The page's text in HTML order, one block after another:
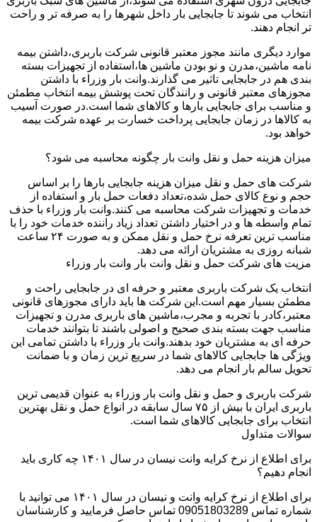
انتخاب می شوند تا جابجایی بار داخل شهرها را به صرفه تر و راحت
تر انجام دهند.
موارد دیگری مانند مجوز معتبر قانونی شرکت باربری،داشتن بیمه
نامه ماشین،مدرن و نو بودن ماشین ها،استفاده از تجهیزات بسته
بندی هم در جابجایی تاثیر می گذارند.وانت بار وزراء با داشتن
مجوزهای معتبر قانونی و رانندگان تحت پوشش بیمه انتخاب مطمئن
و مناسب برای جابجایی بارها و کالاهای شما است.در صورت آسیب
به کالاها در زمان جابجایی پرداخت خسارت بر عهده شرکت بیمه
خواهد بود.
میزان هزینه حمل و نقل وانت بار چگونه محاسبه می شود؟
شرکت های حمل و نقل میزان هزینه جابجایی بارها را بر اساس
حجم و نوع کالای حمل شده،تعداد دفعات حمل بار و استفاده از
خدمات و تجهیزات شرکت محاسبه می کنند.وانت بار وزراء با حذف
تمام واسطه ها و در اختیار داشتن تعداد زیاد راننده خدمات خود را با
مناسب ترین تعرفه نرخ حمل و نقل ممکن و به صورت ۲۴ ساعت
شبانه روزی به مشتریان ارائه می دهد.
مزیت های شرکت حمل و نقل وانت بار وانت بار وزراء
انتخاب یک شرکت باربری معتبر و حرفه ای در جابجایی راحت و
مطمئن بسیار مهم است.این شرکت ها باید دارای مجوزهای قانونی
معتبر،کادر با تجربه و مجرب،ماشین های باربری مدرن و تجهیزات
مناسب جهت بسته بندی صحیح و اصولی باشند تا بتوانند خدمات
حرفه ای به مشتریان خود بدهند.وانت بار وزراء با داشتن تمامی این
ویژگی ها جابجایی کالاهای شما در سریع ترین زمان و با ضمانت
تحویل سالم بار انجام می دهد.
شرکت باربری و حمل و نقل وانت بار وزراء به عنوان قدیمی ترین
باربری ایران با بیش از ۷۵ سال سابقه در انواع حمل و نقل بهترین
انتخاب برای جابجایی کالاهای شما است.
سوالات متداول
برای اطلاع از نرخ کرایه وانت نیسان در سال ۱۴۰۱ چه کاری باید
انجام دهیم؟
برای اطلاع از نرخ کرایه وانت و نیسان در سال ۱۴۰۱ می توانید با
شماره تماس 09051803289 تماس حاصل فرمایید و کارشناسان